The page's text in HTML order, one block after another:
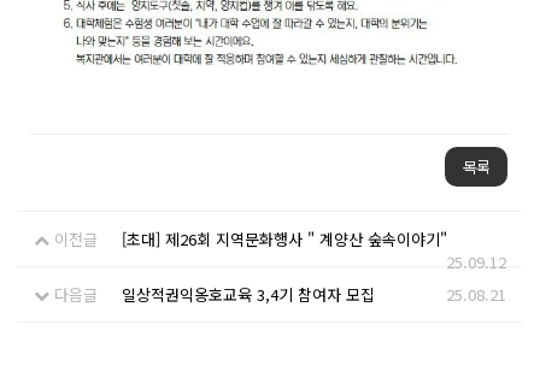
목록
이전글
[초대] 제26회 지역문화행사 " 계양산 숲속이야기"
25.09.12
다음글
일상적권익옹호교육 3,4기 참여자 모집 25.08.21